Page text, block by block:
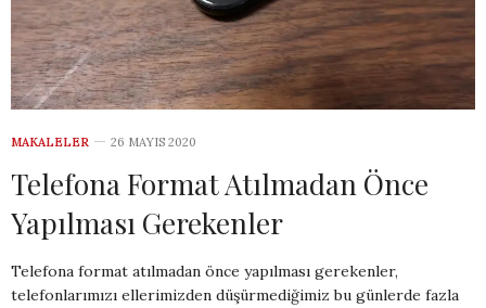
MAKALELER 26 MAYIS 2020
Telefona Format Atılmadan Önce
Yapılması Gerekenler
Telefona format atılmadan önce yapılması gerekenler,
telefonlarımızı ellerimizden düşürmediğimiz bu günlerde fazla